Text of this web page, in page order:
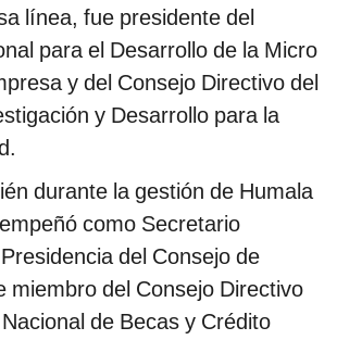
línea, fue presidente del
para el Desarrollo de la Micro
y del Consejo Directivo del
y Desarrollo para la
durante la gestión de Humala
como Secretario
del Consejo de
miembro del Consejo Directivo
de Becas y Crédito